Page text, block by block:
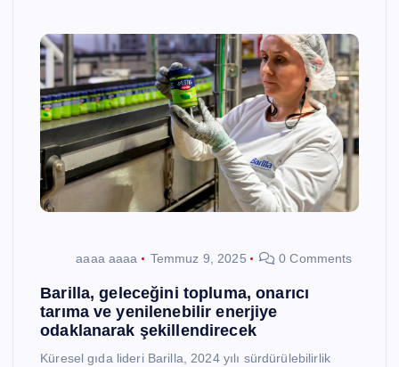
aaaa aaaa Temmuz 9, 2025 0 Comments
Barilla, geleceğini topluma, onarıcı
tarıma ve yenilenebilir enerjiye
odaklanarak şekillendirecek
Küresel gıda lideri Barilla, 2024 yılı sürdürülebilirlik